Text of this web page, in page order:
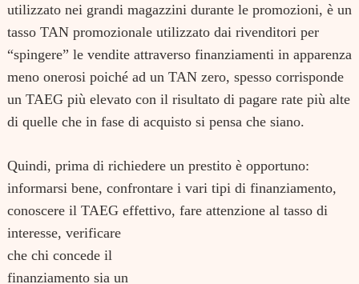
utilizzato nei grandi magazzini durante le promozioni, è un
tasso TAN promozionale utilizzato dai rivenditori per
“spingere” le vendite attraverso finanziamenti in apparenza
meno onerosi poiché ad un TAN zero, spesso corrisponde
un TAEG più elevato con il risultato di pagare rate più alte
di quelle che in fase di acquisto si pensa che siano.
Quindi, prima di richiedere un prestito è opportuno:
informarsi bene, confrontare i vari tipi di finanziamento,
conoscere il TAEG effettivo, fare attenzione al tasso di
interesse, verificare
che chi concede il
finanziamento sia un
Search
for: